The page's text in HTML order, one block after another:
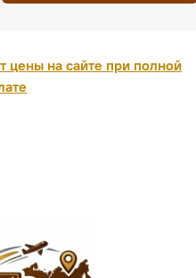
на сайте при полной